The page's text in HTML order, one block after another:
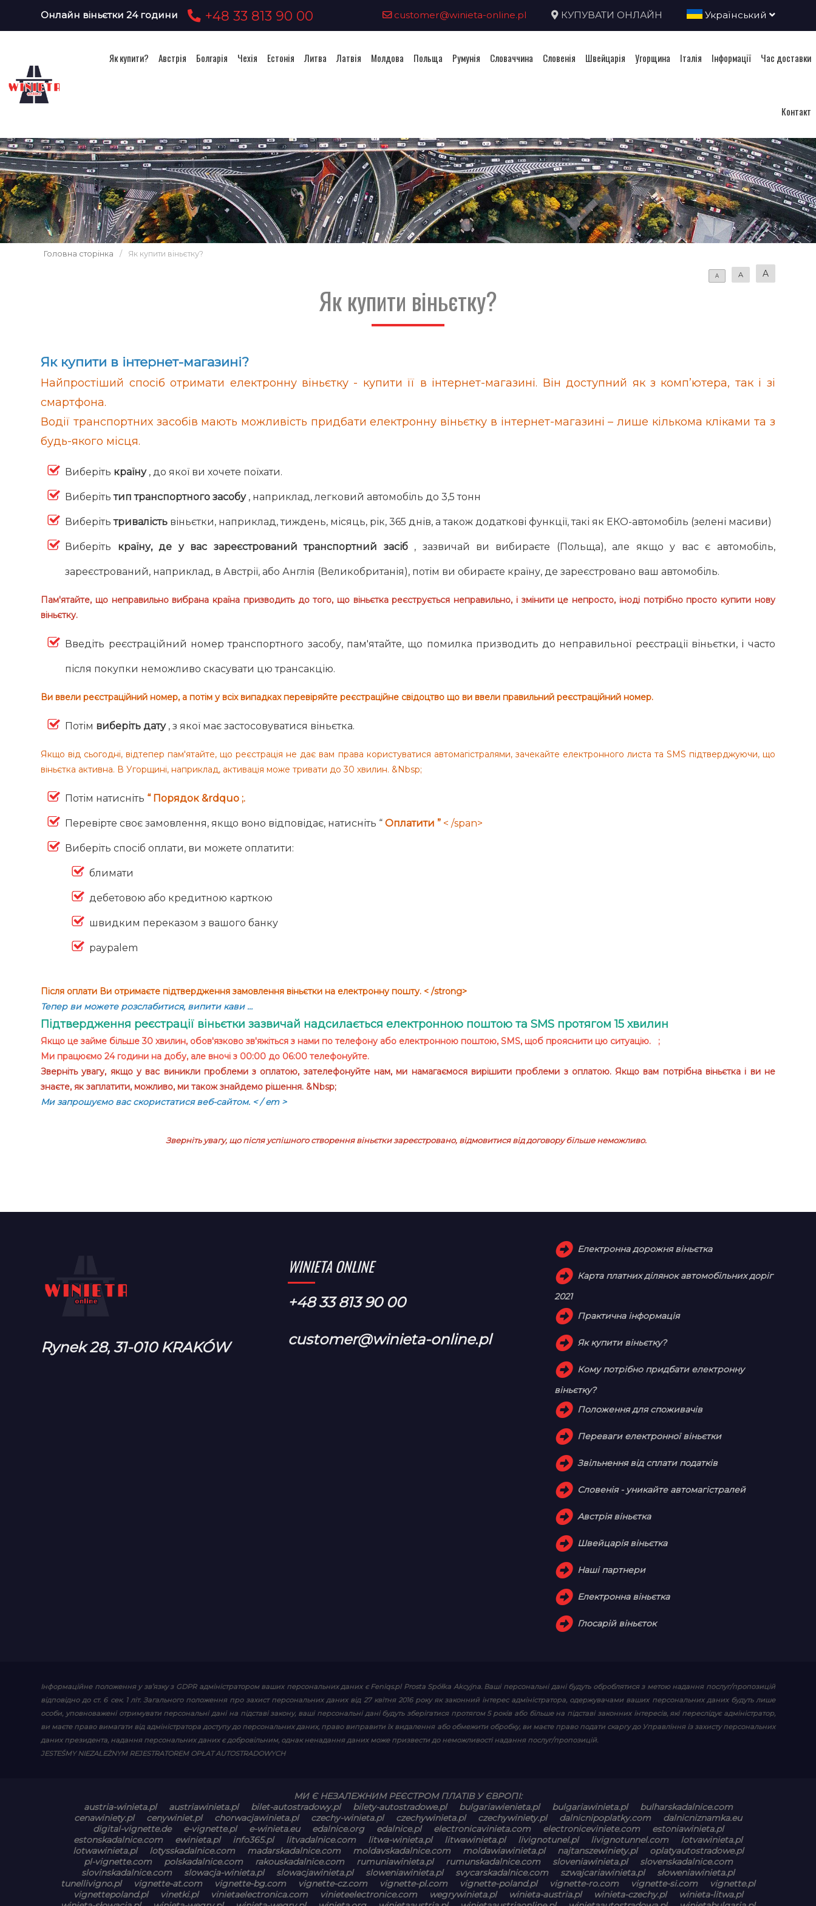
Онлайн віньєтки 24 години +48 33 813 90 00 customer@winieta-online.pl КУПУВАТИ ОНЛАЙН Український
Як купити? Австрія Болгарія Чехія Естонія Литва Латвія Молдова Польща Румунія Словаччина Словенія Швейцарія Угорщина Італія Інформації Час доставки
Контакт
Головна сторінка / Як купити віньєтку?
A A A
Як купити віньєтку?
Як купити в інтернет-магазині?
Найпростіший спосіб отримати електронну віньєтку - купити її в інтернет-магазині. Він доступний як з комп’ютера, так і зі
смартфона.
Водії транспортних засобів мають можливість придбати електронну віньєтку в інтернет-магазині – лише кількома кліками та з
будь-якого місця.
Виберіть країну , до якої ви хочете поїхати.
Виберітьтип транспортного засобу , наприклад, легковий автомобіль до 3,5 тонн
Виберітьтривалість віньєтки, наприклад, тиждень, місяць, рік, 365 днів, а також додаткові функції, такі як ЕКО-автомобіль (зелені масиви)
Виберіть країну, де у вас зареєстрований транспортний засіб , зазвичай ви вибираєте (Польща), але якщо у вас є автомобіль,
зареєстрований, наприклад, в Австрії, або Англія (Великобританія), потім ви обираєте країну, де зареєстровано ваш автомобіль.
Пам'ятайте, що неправильно вибрана країна призводить до того, що віньєтка реєструється неправильно, і змінити це непросто, іноді потрібно просто купити нову
віньєтку.
Введіть реєстраційний номер транспортного засобу, пам'ятайте, що помилка призводить до неправильної реєстрації віньєтки, і часто
після покупки неможливо скасувати цю трансакцію.
Ви ввели реєстраційний номер, а потім у всіх випадках перевіряйте реєстраційне свідоцтво що ви ввели правильний реєстраційний номер.
Потім виберіть дату , з якої має застосовуватися віньєтка.
Якщо від сьогодні, відтепер пам'ятайте, що реєстрація не дає вам права користуватися автомагістралями, зачекайте електронного листа та SMS підтверджуючи, що
віньєтка активна. В Угорщині, наприклад, активація може тривати до 30 хвилин. &Nbsp;
Потім натисніть “ Порядок &rdquo ;.
Перевірте своє замовлення, якщо воно відповідає, натисніть “Оплатити ” < /span>
Виберіть спосіб оплати, ви можете оплатити:
блимати
дебетовою або кредитною карткою
швидким переказом з вашого банку
paypalem
Після оплати Ви отримаєте підтвердження замовлення віньєтки на електронну пошту. < /strong>
Тепер ви можете розслабитися, випити кави …
Підтвердження реєстрації віньєтки зазвичай надсилається електронною поштою та SMS протягом 15 хвилин
Якщо це займе більше 30 хвилин, обов'язково зв'яжіться з нами по телефону або електронною поштою, SMS, щоб прояснити цю ситуацію. ;
Ми працюємо 24 години на добу, але вночі з 00:00 до 06:00 телефонуйте.
Зверніть увагу, якщо у вас виникли проблеми з оплатою, зателефонуйте нам, ми намагаємося вирішити проблеми з оплатою. Якщо вам потрібна віньєтка і ви не
знаєте, як заплатити, можливо, ми також знайдемо рішення. &Nbsp;
Ми запрошуємо вас скористатися веб-сайтом. < / em >
Зверніть увагу, що після успішного створення віньєтки зареєстровано, відмовитися від договору більше неможливо.
Rynek 28, 31-010 KRAKÓW
WINIETA ONLINE
+48 33 813 90 00
customer@winieta-online.pl
Електронна дорожня віньєтка
Карта платних ділянок автомобільних доріг
2021
Практична інформація
Як купити віньєтку?
Кому потрібно придбати електронну
віньєтку?
Положення для споживачів
Переваги електронної віньєтки
Звільнення від сплати податків
Словенія - уникайте автомагістралей
Австрія віньєтка
Швейцарія віньєтка
Наші партнери
Електронна віньєтка
Глосарій віньєток
Інформаційне положення у зв’язку з GDPR адміністратором ваших персональних даних є Feniqs.pl Prosta Spółka Akcyjna. Ваші персональні дані будуть оброблятися з метою надання послуг/пропозицій
відповідно до ст. 6 сек. 1 літ. Загального положення про захист персональних даних від 27 квітня 2016 року як законний інтерес адміністратора, одержувачами ваших персональних даних будуть лише
особи, уповноважені отримувати персональні дані на підставі закону, ваші персональні дані будуть зберігатися протягом 5 років або більше на підставі законних інтересів, які переслідує адміністратор,
ви маєте право вимагати від адміністратора доступу до персональних даних, право виправити їх видалення або обмежити обробку, ви маєте право подати скаргу до Управління із захисту персональних
даних президента, надання персональних даних є добровільним, однак ненадання даних може призвести до неможливості надання послуг/пропозицій.
JESTEŚMY NIEZALEŻNYM REJESTRATOREM OPŁAT AUTOSTRADOWYCH
МИ Є НЕЗАЛЕЖНИМ РЕЄСТРОМ ПЛАТІВ У ЄВРОПІ:
austria-winieta.pl
austriawinieta.pl bilet-autostradowy.pl bilety-autostradowe.pl bulgariawienieta.pl bulgariawinieta.pl
bulharskadalnice.com
cenawiniety.pl
cenywiniet.pl chorwacjawinieta.pl czechy-winieta.pl czechywinieta.pl czechywiniety.pl dalnicnipoplatky.com
dalnicniznamka.eu
digital-vignette.de
e-vignette.pl e-winieta.eu edalnice.org edalnice.pl electronicavinieta.com electroniceviniete.com
estoniawinieta.pl
estonskadalnice.com
ewinieta.pl info365.pl litvadalnice.com litwa-winieta.pl litwawinieta.pl livignotunel.pl livignotunnel.com
lotvawinieta.pl
lotwawinieta.pl
lotysskadalnice.com madarskadalnice.com moldavskadalnice.com moldawiawinieta.pl najtanszewiniety.pl
oplatyautostradowe.pl
pl-vignette.com
polskadalnice.com rakouskadalnice.com rumuniawinieta.pl rumunskadalnice.com sloveniawinieta.pl
slovenskadalnice.com
slovinskadalnice.com
slowacja-winieta.pl slowacjawinieta.pl sloweniawinieta.pl svycarskadalnice.com szwajcariawinieta.pl
słoweniawinieta.pl
tunellivigno.pl
vignette-at.com vignette-bg.com vignette-cz.com vignette-pl.com vignette-poland.pl vignette-ro.com vignette-si.com
vignette.pl
vignettepoland.pl
vinetki.pl vinietaelectronica.com vinieteelectronice.com wegrywinieta.pl winieta-austria.pl winieta-czechy.pl
winieta-litwa.pl